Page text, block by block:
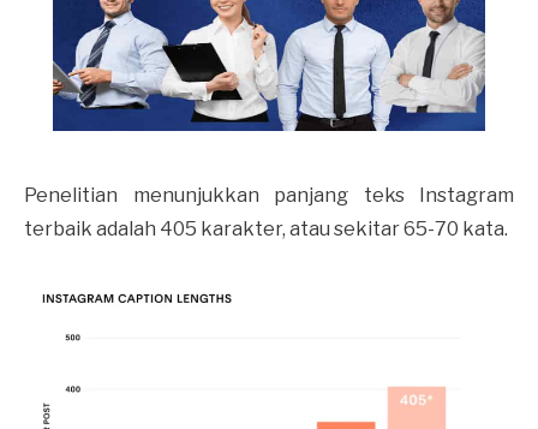
Penelitian menunjukkan panjang teks Instagram
terbaik adalah 405 karakter, atau sekitar 65-70 kata.